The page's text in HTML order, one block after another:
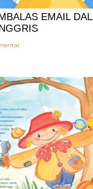
EMAIL